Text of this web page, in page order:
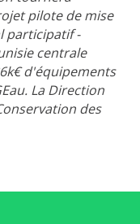
pilote de mise
participatif -
centrale
d'équipements
La Direction
des